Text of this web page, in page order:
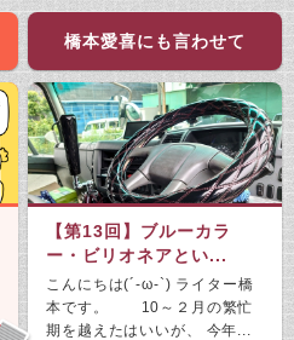
橋本愛喜にも言わせて
【第13回】ブルーカラ
ー・ビリオネアとい...
こんにちは(´-ω-`) ライター橋
本です。 10～２月の繁忙
期を越えたはいいが、 今年...